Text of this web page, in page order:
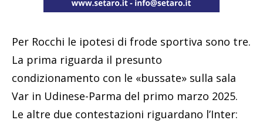
Per Rocchi le ipotesi di frode sportiva sono tre.
La prima riguarda il presunto
condizionamento con le «bussate» sulla sala
Var in Udinese-Parma del primo marzo 2025.
Le altre due contestazioni riguardano l’Inter: